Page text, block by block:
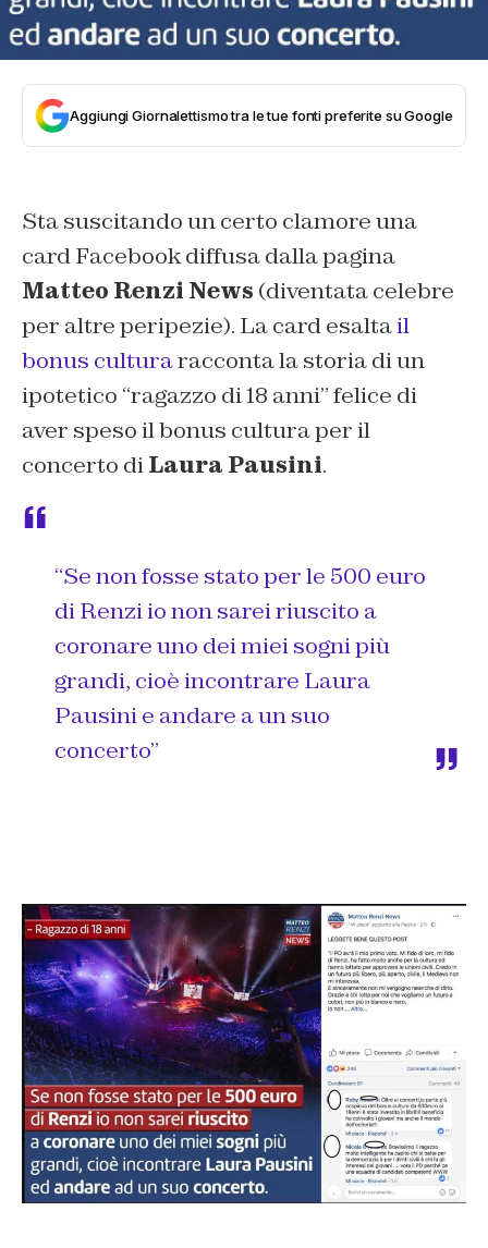
Aggiungi Giornalettismo tra le tue fonti preferite su Google
Sta suscitando un certo clamore una
card Facebook diffusa dalla pagina
Matteo Renzi News (diventata celebre
per altre peripezie). La card esaltail
bonus culturaracconta la storia di un
ipotetico “ragazzo di 18 anni” felice di
aver speso il bonus cultura per il
concerto diLaura Pausini.
“Se non fosse stato per le 500 euro
di Renzi io non sarei riuscito a
coronare uno dei miei sogni più
grandi, cioè incontrare Laura
Pausini e andare a un suo
concerto”